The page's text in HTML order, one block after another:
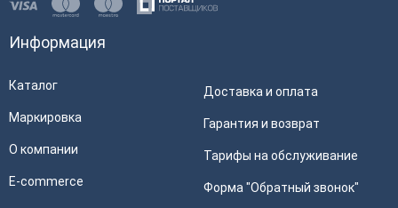
Информация
Каталог
Маркировка
О компании
E-commerce
Доставка и оплата
Гарантия и возврат
Тарифы на обслуживание
Форма "Обратный звонок"